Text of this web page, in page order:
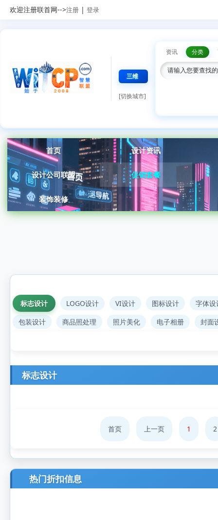
欢迎注册联首网-->注册 | 登录
三维
[切换城市]
资讯 分类
首页 设计资讯
设计公司联盟 促销套餐
装饰装修
标志设计 LOGO设计 VI设计 图标设计
字体设
包装设计
商品照处理 照片美化 电子相册 封面
标志设计
首页 上一页 1 2
热门折扣信息